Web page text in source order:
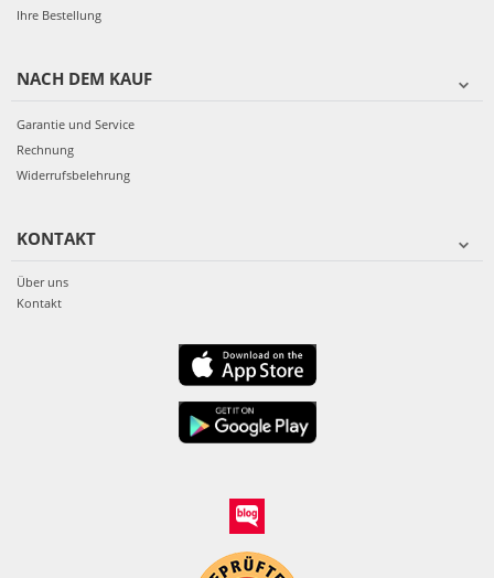
Ihre Bestellung
NACH DEM KAUF
Garantie und Service
Rechnung
Widerrufsbelehrung
KONTAKT
Über uns
Kontakt